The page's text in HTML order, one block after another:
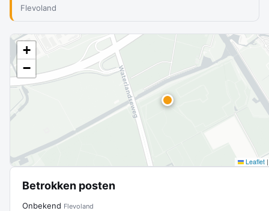
Flevoland
+
−
Leaflet |
Betrokken posten
Onbekend Flevoland